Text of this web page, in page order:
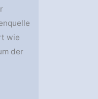
wie
der